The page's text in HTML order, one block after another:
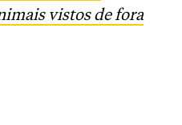
vistos de fora